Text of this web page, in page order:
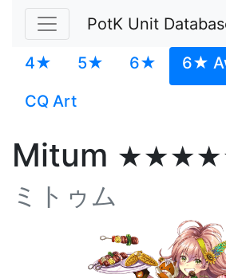
PotK Unit
4★ 5★ 6★
6★
CQ Art
Mitum
ミトゥム